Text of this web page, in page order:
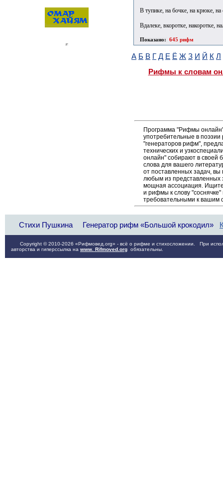
В тупике, на бочке, на крюке, на
Вдалеке, вкоротке, накоротке,
Показано: 645 рифм
А Б В Г Д Е Ё Ж З И Й К Л
Рифмы к словам
Программа "Рифмы
употребительные в поэзии
"генераторов рифм",
технических и
онлайн" собирают в своей
слова для вашего
от поставленных задач,
любым из
мощная ассоциация. Ищите
и рифмы к слову
требовательными к вашим
Стихи Пушкина Генератор рифм «Большой крокодил»
Copyright © 2010-2026 «Рифмовед.org» - всё о рифме и стихосложении. При
авторства и гиперссылка на www. Rifmoved.org обязательны.